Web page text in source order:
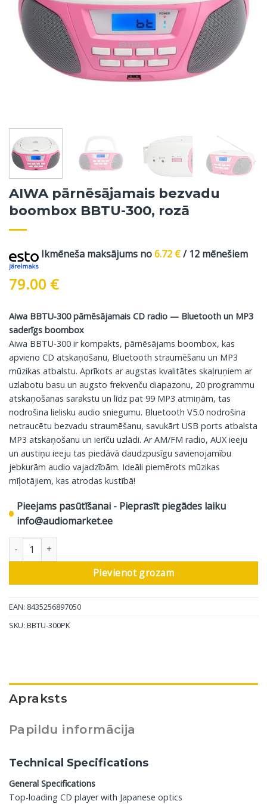
AIWA pārnēsājamais bezvadu
boombox BBTU-300, rozā
Ikmēneša maksājums no6.72 €/ 12 mēnešiem
79.00 €
Aiwa BBTU-300 pārnēsājamais CD radio — Bluetooth un MP3
saderīgs boombox
Aiwa BBTU-300 ir kompakts, pārnēsājams boombox, kas
apvieno CD atskaņošanu, Bluetooth straumēšanu un MP3
mūzikas atbalstu. Aprīkots ar augstas kvalitātes skaļruņiem ar
uzlabotu basu un augsto frekvenču diapazonu, 20 programmu
atskaņošanas sarakstu un līdz pat 99 MP3 atmiņām, tas
nodrošina lielisku audio sniegumu. Bluetooth V5.0 nodrošina
netraucētu bezvadu straumēšanu, savukārt USB ports atbalsta
MP3 atskaņošanu un ierīču uzlādi. Ar AM/FM radio, AUX ieeju
un austiņu ieeju tas piedāvā daudzpusīgu savienojamību
jebkurām audio vajadzībām. Ideāli piemērots mūzikas
mīļotājiem, kas atrodas kustībā!
Pieejams pasūtīšanai - Pieprasīt piegādes laiku
info@audiomarket.ee
AIWA pārnēsājamais bezvadu boombox BBTU-300, rozā
Pievienot grozam
EAN: 8435256897050
SKU: BBTU-300PK
Apraksts
Papildu informācija
Technical Specifications
General Specifications
Top-loading CD player with Japanese optics